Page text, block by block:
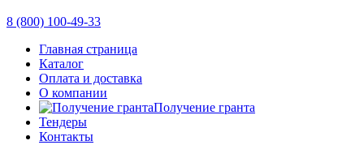
8 (800) 100-49-33
Главная страница
Каталог
Оплата и доставка
О компании
Получение гранта
Тендеры
Контакты